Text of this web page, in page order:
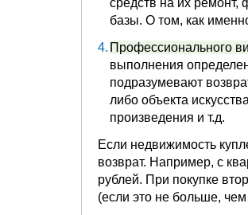
средств на их ремонт,
базы. О том, как
Профессионального
выполнения
подразумевают
либо объекта
произведения и т.д.
Если недвижимость
возврат. Например, с
рублей. При покупке
(если это не больше,